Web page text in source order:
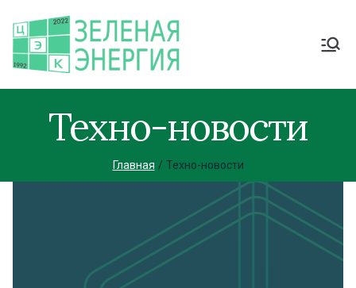
Техно-новости
Главная Техно-новости